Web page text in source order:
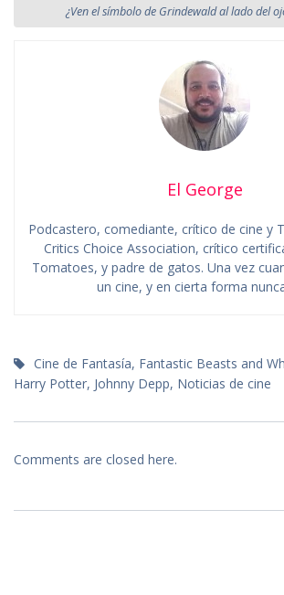
¿Ven el símbolo de Grindewald al lado del
El George
Podcastero, comediante, crítico de cine y
Critics Choice Association, crítico
Tomatoes, y padre de gatos. Una vez
un cine, y en cierta forma
Cine de Fantasía, Fantastic Beasts and
Harry Potter, Johnny Depp, Noticias de cine
Comments are closed here.